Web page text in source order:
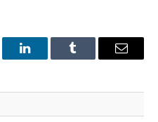
LinkedInTumblr Email